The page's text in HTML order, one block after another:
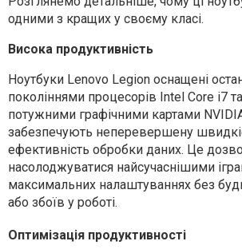
одними з кращих у своєму класі.
Висока продуктивність
Ноутбуки Lenovo Legion оснащені
поколіннями процесорів Intel Core i7
потужними графічними картами
забезпечують неперевершену
ефективність обробки даних. Це
насолоджуватися найсучаснішими
максимальних налаштуваннях без
або збоїв у роботі.
Оптимізація продуктивності